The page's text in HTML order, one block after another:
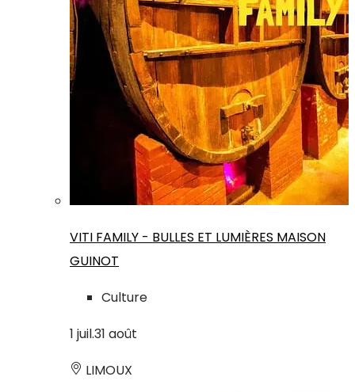
VITI FAMILY - BULLES ET LUMIÈRES MAISON
GUINOT
Culture
1 juil.31 août
LIMOUX